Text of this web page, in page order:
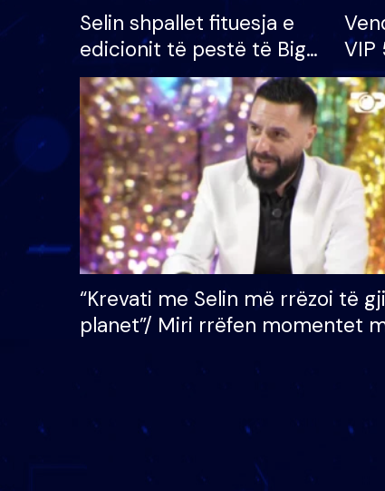
Selin shpallet fituesja e
edicionit të pestë të Big
Brother VIP, rrëmben
çmimin e madh prej 100
mijë eurosh
VIP
“Krevati me Selin më rrëzoi të
planet”/ Miri rrëfen momentet
mungojë zilja e mëngjesit kur…